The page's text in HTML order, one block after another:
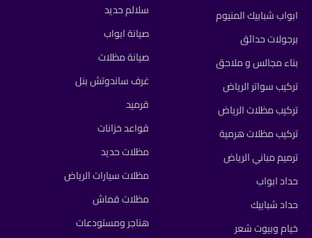
ابواب شبابيك المنيوم
برجولات حدائق
بناء مجالس و ملاحق
تركيب سواتر الرياض
تركيب مظلات الرياض
تركيب مظلات هرمية
ترميم مباني الرياض
حداد ابواب
حداد شبابيك
خيام وبيوت شعر
سلالم حديد
صيانة ابواب
صيانة مظلات
غرف ساندوتش بنل
قرميد
قواعد خزانات
مظلات حديد
مظلات سيارات الرياض
مظلات قماش
هناجر ومستودعات